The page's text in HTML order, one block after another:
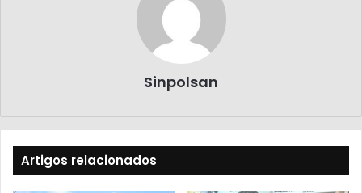
Sinpolsan
Artigos relacionados